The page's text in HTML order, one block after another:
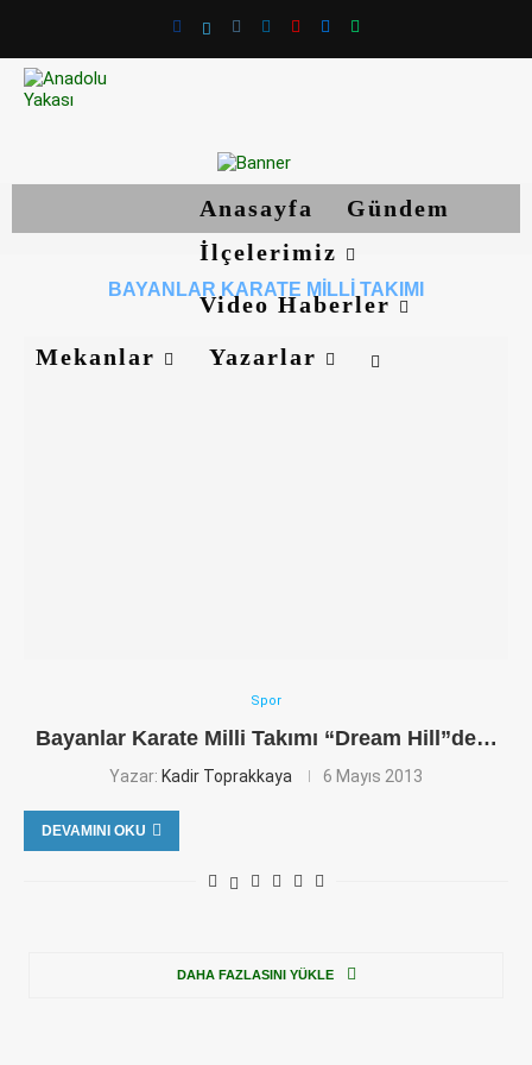
Anasayfa
Gündem
İlçelerimiz
Video Haberler
Mekanlar
Yazarlar
BAYANLAR KARATE MILLI TAKIMI
Spor
Bayanlar Karate Milli Takımı “Dream Hill”de…
Yazar: Kadir Toprakkaya 6 Mayıs 2013
DEVAMINI OKU
DAHA FAZLASINI YÜKLE